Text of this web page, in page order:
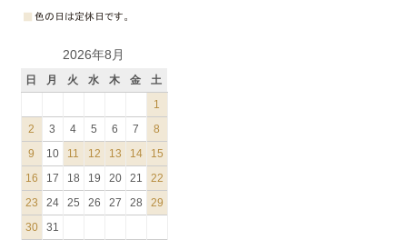
2026年8月
日 月 火 水 木 金
土
1
2
3 4 5 6 7
8
9
10 11 12 13 14
15
16
17 18 19 20 21
22
23
24 25 26 27 28
29
30
31